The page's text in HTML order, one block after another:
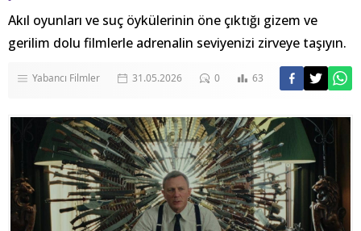
Akıl oyunları ve suç öykülerinin öne çıktığı gizem ve
gerilim dolu filmlerle adrenalin seviyenizi zirveye taşıyın.
Yabancı Filmler 31.05.2026 0 63